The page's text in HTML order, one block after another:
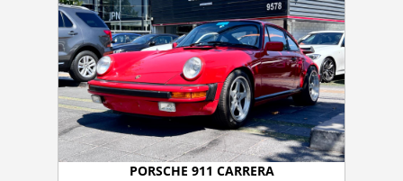
PORSCHE 911 CARRERA